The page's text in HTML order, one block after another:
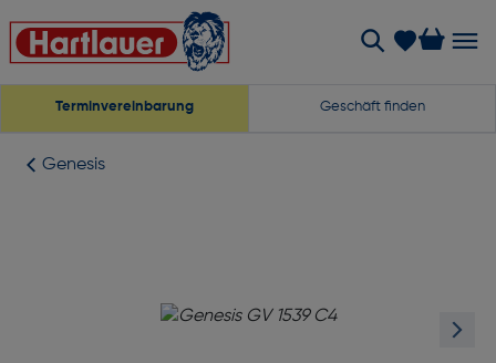
Terminvereinbarung Geschäft finden
Genesis